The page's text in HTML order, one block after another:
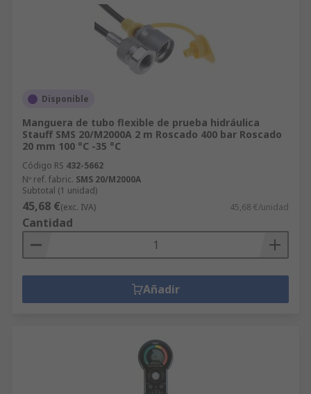
Disponible
Manguera de tubo flexible de prueba hidráulica
Stauff SMS 20/M2000A 2 m Roscado 400 bar Roscado
20 mm 100 °C -35 °C
Código RS 432-5662
Nº ref. fabric. SMS 20/M2000A
Subtotal (1 unidad)
45,68 €(exc. IVA) 45,68 €/unidad
Cantidad
Añadir